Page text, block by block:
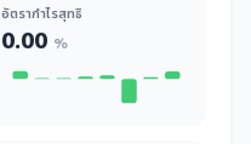
อัตรากำไรสุทธิ
0.00 %